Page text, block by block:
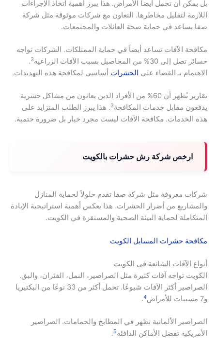
بل يمكن أن تحمل أيضاً الأمراض. هذا يبرز أهمية اتخاذ الإجراءات
اللازمة لتقليل مخاطرها. التعاون مع شركات موثوقة مثل شركة
صفا يساعد في حماية صحة العائلات والمجتمعات.
مكافحة الآفات تساعد أيضاً في حماية الممتلكات. الشركات تواجه
خسائر تصل إلى 30% من المحاصيل بسبب الآفات الزراعية
3
.
الاهتمام بـ القضاء على الحشرات أساسي لمكافحة هذه التهديدات.
تقارير تُظهر أن 60% من الأفراد الذين يعانون من مشاكل حشرية
يدفعون مقابل خدمات المكافحة3. هذا يبرز الطلب المتزايد على
هذه الخدمات. مكافحة الآفات ليست مجرد خيار بل ضرورة حتمية.
ارخص شركة رش حشرات بالكويت
شركات معروفة مثل شركة صفا تقدم حلولاً لحماية المنازل
والمشاريع من أضرار الحشرات. هذا يعكس أهمية استراتيجية الإبادة
المتكاملة لحماية البيئة الصحية والمستقرة في الكويت.
مكافحة حشرات المسايل الكويت
أنواع الآفات الشائعة في الكويت
الكويت تواجه آفات كثيرة مثل الصراصير، النمل، الفئران، والبق.
الصراصير أكثر الآفات شيوعًا. تحمل أكثر من 33 نوعًا من البكتيريا
و7 مسببات للأمراض
4
.
الصراصير الألمانية تظهر في المطابخ والحمامات. الصراصير
الأمريكية تفضل الأماكن الدافئة5
.